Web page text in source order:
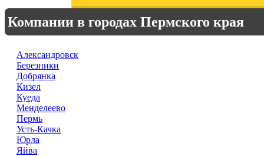
Компании в городах Пермского края
Александровск
Березники
Добрянка
Кизел
Куеда
Менделеево
Пермь
Усть-Качка
Юрла
Яйва